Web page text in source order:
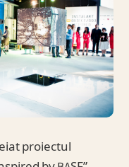
proiectul